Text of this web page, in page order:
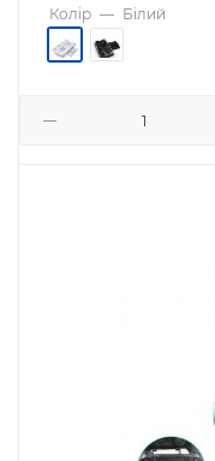
Колір — Білий